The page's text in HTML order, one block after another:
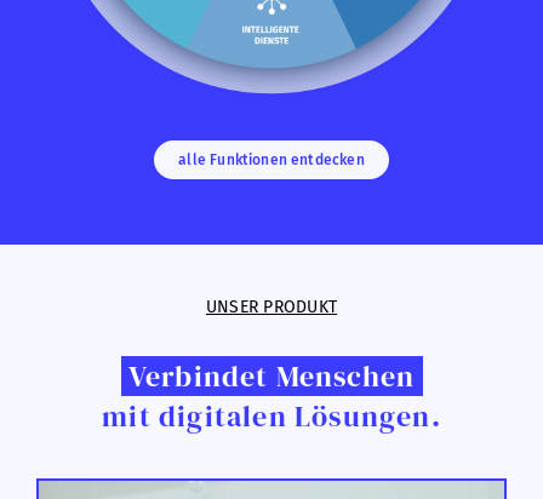
alle Funktionen entdecken
UNSER PRODUKT
Verbindet Menschen
mit digitalen Lösungen.